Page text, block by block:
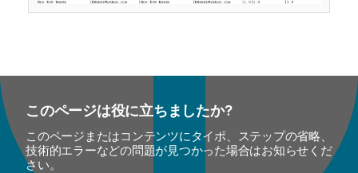
このページは役に立ちましたか?
このページまたはコンテンツにタイポ、ステップの省略、
技術的エラーなどの問題が見つかった場合はお知らせくだ
さい。